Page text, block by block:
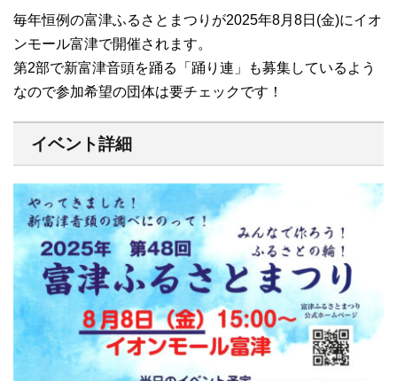
毎年恒例の富津ふるさとまつりが2025年8月8日(金)にイオ
ンモール富津で開催されます。
第2部で新富津音頭を踊る「踊り連」も募集しているよう
なので参加希望の団体は要チェックです！
イベント詳細